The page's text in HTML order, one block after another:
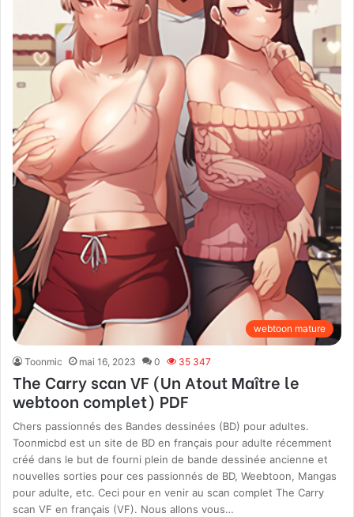
webtoon mature
Toonmic mai 16, 2023 0 35 347
The Carry scan VF (Un Atout Maître le
webtoon complet) PDF
Chers passionnés des Bandes dessinées (BD) pour adultes.
Toonmicbd est un site de BD en français pour adulte récemment
créé dans le but de fourni plein de bande dessinée ancienne et
nouvelles sorties pour ces passionnés de BD, Weebtoon, Mangas
pour adulte, etc. Ceci pour en venir au scan complet The Carry
scan VF en français (VF). Nous allons vous…